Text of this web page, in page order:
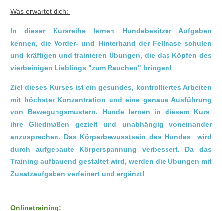
Was erwartet dich:
In dieser Kursreihe lernen Hundebesitzer Aufgaben
kennen, die Vorder- und Hinterhand der Fellnase schulen
und kräftigen und trainieren Übungen, die das Köpfen des
vierbeinigen Lieblings "zum Rauchen" bringen!
Ziel dieses Kurses ist ein gesundes, kontrolliertes Arbeiten
mit höchster Konzentration und eine genaue Ausführung
von Bewegungsmustern. Hunde lernen in diesem Kurs
ihre Gliedmaßen gezielt und unabhängig voneinander
anzusprechen. Das Körperbewusstsein des Hundes wird
durch aufgebaute Körperspannung verbessert. Da das
Training aufbauend gestaltet wird, werden die Übungen mit
Zusatzaufgaben verfeinert und ergänzt!
Onlinetraining: